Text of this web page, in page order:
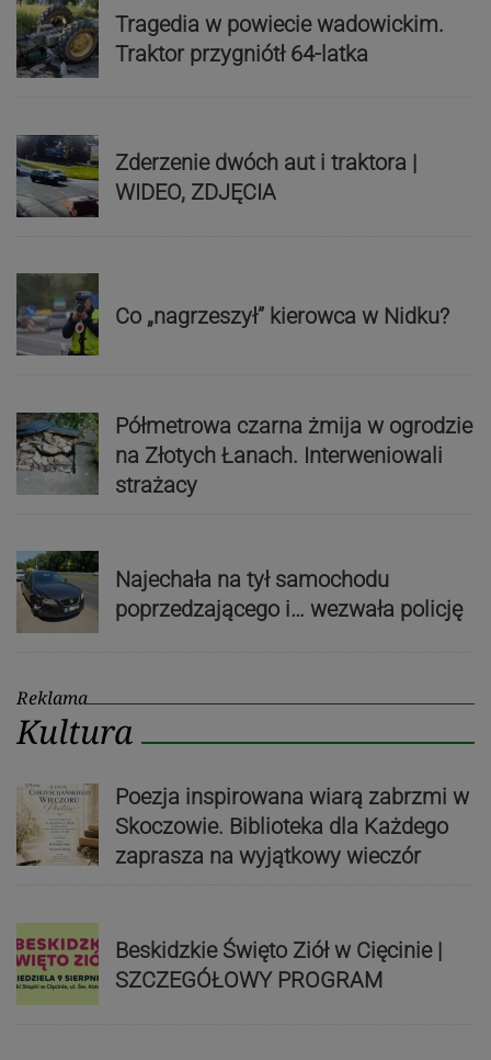
Tragedia w powiecie wadowickim.
Traktor przygniótł 64-latka
Zderzenie dwóch aut i traktora |
WIDEO, ZDJĘCIA
Co „nagrzeszył” kierowca w Nidku?
Półmetrowa czarna żmija w ogrodzie
na Złotych Łanach. Interweniowali
strażacy
Najechała na tył samochodu
poprzedzającego i… wezwała policję
Reklama
Kultura
Poezja inspirowana wiarą zabrzmi w
Skoczowie. Biblioteka dla Każdego
zaprasza na wyjątkowy wieczór
Beskidzkie Święto Ziół w Cięcinie |
SZCZEGÓŁOWY PROGRAM